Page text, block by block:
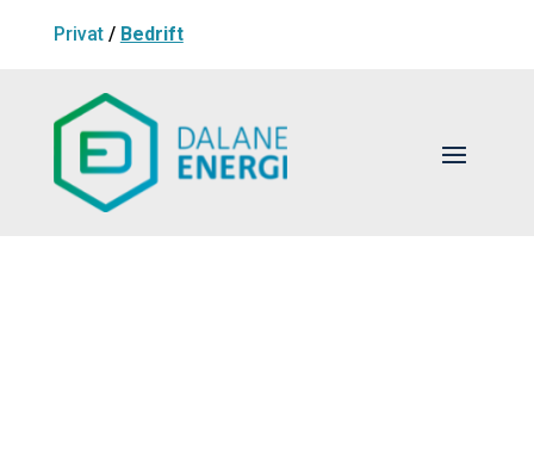
Privat/ Bedrift